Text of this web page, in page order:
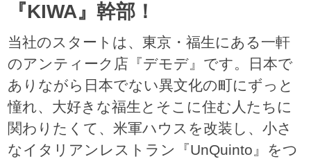
『KIWA』幹部！
当社のスタートは、東京・福生にある一軒
のアンティーク店『デモデ』です。日本で
ありながら日本でない異文化の町にずっと
憧れ、大好きな福生とそこに住む人たちに
関わりたくて、米軍ハウスを改装し、小さ
なイタリアンレストラン『UnQuinto』をつ